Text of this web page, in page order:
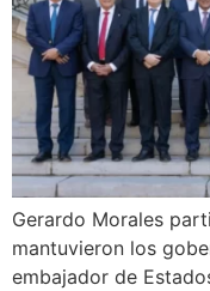
Gerardo Morales
mantuvieron los
embajador de